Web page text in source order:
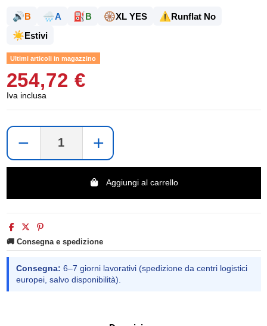
🔊B 🌧️A ⛽B 🛞XL YES ⚠️Runflat No
☀️Estivi
Ultimi articoli in magazzino
254,72 €
Iva inclusa
− +
Aggiungi al carrello
🚚 Consegna e spedizione
Consegna: 6–7 giorni lavorativi (spedizione da centri logistici
europei, salvo disponibilità).